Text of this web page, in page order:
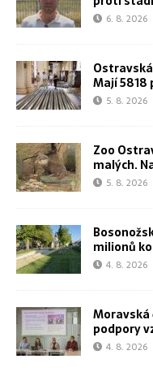
6. 8. 2026
Mají 5818
5. 8. 2026
Zoo
malých.
5. 8. 2026
milionů
4. 8. 2026
Moravská
podpory
4. 8. 2026